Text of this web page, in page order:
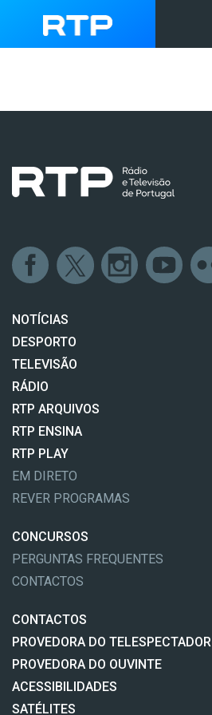
NOTÍCIAS
DESPORTO
TELEVISÃO
RÁDIO
RTP ARQUIVOS
RTP ENSINA
RTP PLAY
EM DIRETO
REVER PROGRAMAS
CONCURSOS
PERGUNTAS FREQUENTES
CONTACTOS
CONTACTOS
PROVEDORA DO TELESPECTADOR
PROVEDORA DO OUVINTE
ACESSIBILIDADES
SATÉLITES